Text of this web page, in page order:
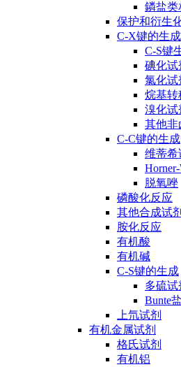
鏻盐类
保护和衍生
C-X键的生成
C-S键
碘化试
氯化试
烷基转
溴化试
其他非
C-C键的生成
维蒂希
脱氧唑
磷酸化反应
其他合成试剂
胺化反应
有机酸
有机碱
C-S键的生成
多硫试
Bunte盐
上氘试剂
有机金属试剂
格氏试剂
有机铝